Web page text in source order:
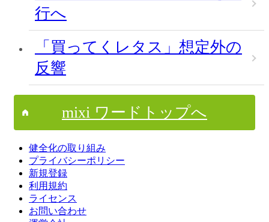
行へ
「買ってくレタス」想定外の
反響
mixi ワードトップへ
健全化の取り組み
プライバシーポリシー
新規登録
利用規約
ライセンス
お問い合わせ